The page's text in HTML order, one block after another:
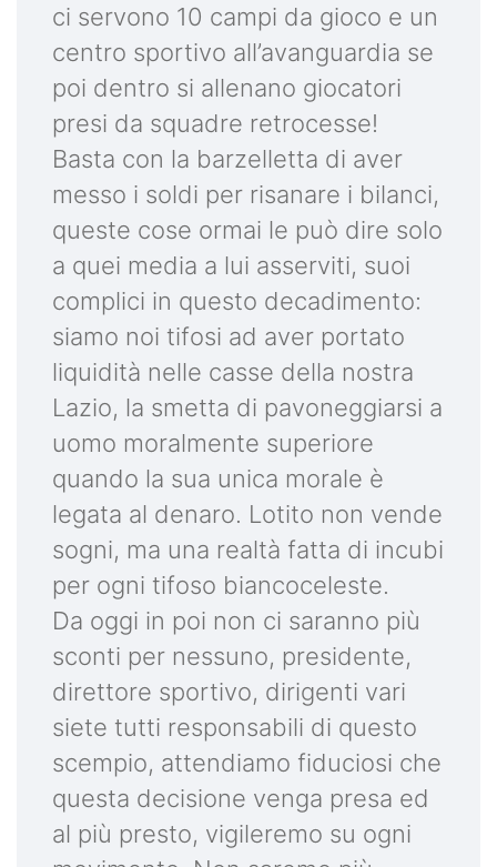
ci servono 10 campi da gioco e un
centro sportivo all’avanguardia se
poi dentro si allenano giocatori
presi da squadre retrocesse!
Basta con la barzelletta di aver
messo i soldi per risanare i bilanci,
queste cose ormai le può dire solo
a quei media a lui asserviti, suoi
complici in questo decadimento:
siamo noi tifosi ad aver portato
liquidità nelle casse della nostra
Lazio, la smetta di pavoneggiarsi a
uomo moralmente superiore
quando la sua unica morale è
legata al denaro. Lotito non vende
sogni, ma una realtà fatta di incubi
per ogni tifoso biancoceleste.
Da oggi in poi non ci saranno più
sconti per nessuno, presidente,
direttore sportivo, dirigenti vari
siete tutti responsabili di questo
scempio, attendiamo fiduciosi che
questa decisione venga presa ed
al più presto, vigileremo su ogni